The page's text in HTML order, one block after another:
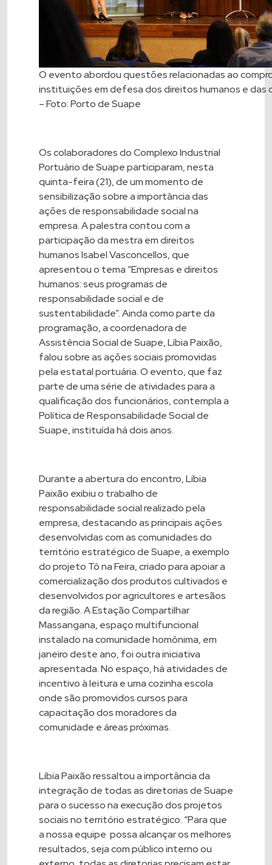
O evento abordou questões relacionadas ao
instituições em defesa dos direitos humanos e das
– Foto: Porto de Suape
Os colaboradores do Complexo Industrial
Portuário de Suape participaram, nesta
quinta-feira (21), de um momento de
sensibilização sobre a importância das
ações de responsabilidade social na
empresa. A palestra contou com a
participação da mestra em direitos
humanos Isabel Vasconcellos, que
apresentou o tema “Empresas e direitos
humanos: seus programas de
responsabilidade social e de
sustentabilidade”. Ainda como parte da
programação, a coordenadora de
Assistência Social de Suape, Líbia Paixão,
falou sobre as ações sociais promovidas
pela estatal portuária. O evento, que faz
parte de uma série de atividades para a
qualificação dos funcionários, contempla a
Política de Responsabilidade Social de
Suape, instituída há dois anos.
Durante a abertura do encontro, Líbia
Paixão exibiu o trabalho de
responsabilidade social realizado pela
empresa, destacando as principais ações
desenvolvidas com as comunidades do
território estratégico de Suape, a exemplo
do projeto Tô na Feira, criado para apoiar a
comercialização dos produtos cultivados e
desenvolvidos por agricultores e artesãos
da região. A Estação Compartilhar
Massangana, espaço multifuncional
instalado na comunidade homônima, em
janeiro deste ano, foi outra iniciativa
apresentada. No espaço, há atividades de
incentivo à leitura e uma cozinha escola
onde são promovidos cursos para
capacitação dos moradores da
comunidade e áreas próximas.
Líbia Paixão ressaltou a importância da
integração de todas as diretorias de Suape
para o sucesso na execução dos projetos
sociais no território estratégico. “Para que
a nossa equipe possa alcançar os melhores
resultados, seja com público interno ou